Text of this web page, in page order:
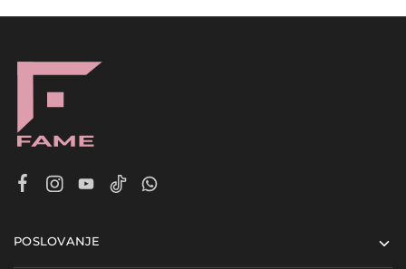
POSLOVANJE